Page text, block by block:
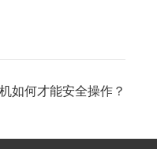
如何才能安全操作？